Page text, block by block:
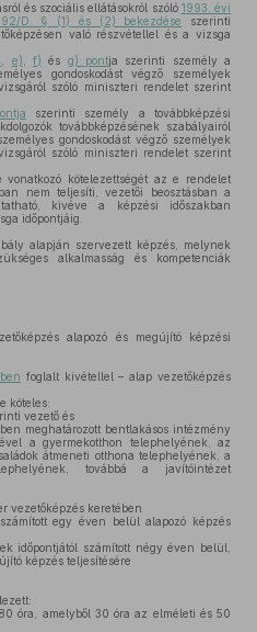
és szociális ellátásokról szóló 1993. évi
D. § (1) és (2) bekezdése
szerinti
való részvétellel és a vizsga
e) ,f) és g) pontja szerinti személy a
gondoskodást végző személyek
szóló miniszteri rendelet szerint
szerinti személy a továbbképzési
továbbképzésének szabályairól
gondoskodást végző személyek
szóló miniszteri rendelet szerint
kötelezettségét az e rendelet
nem teljesíti, vezetői beosztásban a
kivéve a képzési időszakban
időpontjáig.
alapján szervezett képzés, melynek
alkalmasság és kompetenciák
alapozó és megújító képzési
foglalt kivétellel – alap vezetőképzés
köteles:
vezető és
meghatározott bentlakásos intézmény
a gyermekotthon telephelyének, az
átmeneti otthona telephelyének, a
továbbá a javítóintézet
vezetőképzés keretében
egy éven belül alapozó képzés
időpontjától számított négy éven belül,
képzés teljesítésére
óra, amelyből 30 óra az elméleti és 50